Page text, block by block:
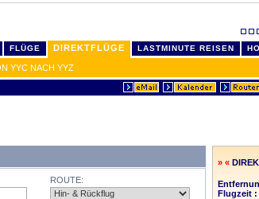
FLÜGE DIREKTFLÜGE LASTMINUTE REISEN
YYC NACH YYZ
ROUTE:
» «
Flugzeit :